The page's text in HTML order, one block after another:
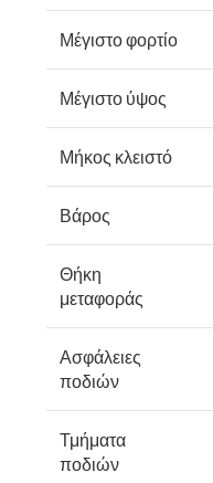
Μέγιστο φορτίο
Μέγιστο ύψος
Μήκος κλειστό
Βάρος
Θήκη
μεταφοράς
Ασφάλειες
ποδιών
Τμήματα
ποδιών